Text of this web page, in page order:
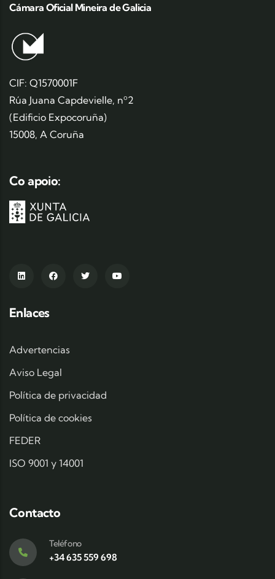
Cámara Oficial Mineira de Galicia
CIF: Q1570001F
Rúa Juana Capdevielle, nº2
(Edificio Expocoruña)
15008, A Coruña
Co apoio:
Enlaces
Advertencias
Aviso Legal
Política de privacidad
Política de cookies
FEDER
ISO 9001 y 14001
Contacto
Teléfono
+34 635 559 698